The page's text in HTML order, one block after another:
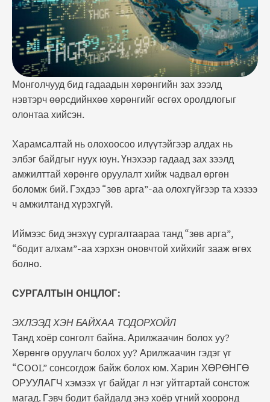
Монголчууд бид гадаадын хөрөнгийн зах зээлд
нэвтэрч өөрсдийнхөө хөрөнгийг өсгөх оролдлогыг
олонтаа хийсэн.
Харамсалтай нь олохоосоо илүүтэйгээр алдах нь
элбэг байдгыг нуух юун. Үнэхээр гадаад зах зээлд
амжилттай хөрөнгө оруулалт хийж чадвал өргөн
боломж бий. Гэхдээ “зөв арга”-аа олохгүйгээр та хэзээ
ч амжилтанд хүрэхгүй.
Иймээс бид энэхүү сургалтаараа танд “зөв арга”,
“бодит алхам”-аа хэрхэн оновчтой хийхийг зааж өгөх
болно.
СУРГАЛТЫН ОНЦЛОГ:
ЭХЛЭЭД ХЭН БАЙХАА ТОДОРХОЙЛ
Танд хоёр сонголт байна. Арилжаачин болох уу?
Хөрөнгө оруулагч болох уу? Арилжаачин гэдэг үг
“СOOL” сонсогдож байж болох юм. Харин ХӨРӨНГӨ
ОРУУЛАГЧ хэмээх үг байдаг л нэг уйтгартай сонстож
магад. Гэвч бодит байдалд энэ хоёр үгний хооронд